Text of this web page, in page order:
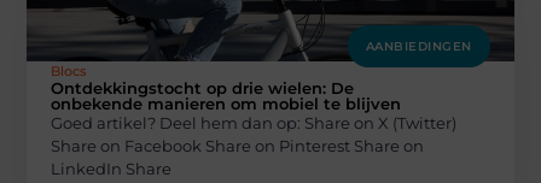
AANBIEDINGEN
Blocs
Ontdekkingstocht op drie wielen: De
onbekende manieren om mobiel te blijven
Goed artikel? Deel hem dan op: Share on X (Twitter)
Share on Facebook Share on Pinterest Share on
LinkedIn Share